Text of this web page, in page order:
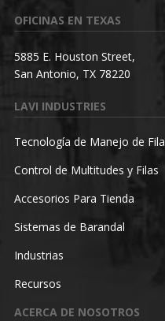
OFICINAS EN TEXAS
5885 E. Houston Street,
San Antonio, TX 78220
LAVI INDUSTRIES
Tecnología de Manejo de Fila
Control de Multitudes y Filas
Accesorios Para Tienda
Sistemas de Barandal
Industrias
Recursos
ACERCA DE NOSOTROS